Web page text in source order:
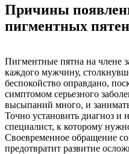
Причины
пигментных
Пигментные пятна на члене
каждого мужчину,
беспокойство оправдано,
симптомом серьезного
высыпаний много, и
Точно установить диагноз и
специалист, к которому
Своевременное обращение
предотвратит развитие